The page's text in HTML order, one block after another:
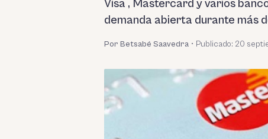
Visa , Mastercard y varios
demanda abierta durante más
Por Betsabé Saavedra • Publicado: 20